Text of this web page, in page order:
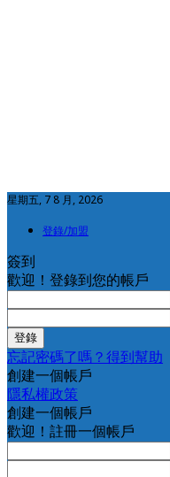
星期五, 7 8 月, 2026
登錄/加盟
簽到
歡迎！登錄到您的帳戶
忘記密碼了嗎？得到幫助
創建一個帳戶
隱私權政策
創建一個帳戶
歡迎！註冊一個帳戶